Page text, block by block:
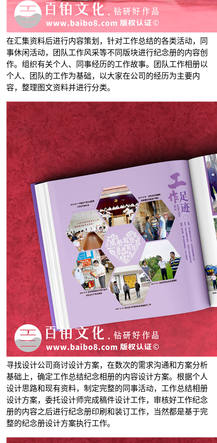
在汇集资料后进行内容策划，针对工作总结的各类活动，同
事休闲活动，团队工作风采等不同版块进行纪念册的内容创
作。组织有关个人、同事经历的工作故事。团队工作相册以
个人、团队的工作为基础，以大家在公司的经历为主要内
容，整理图文资料并进行分类。
寻找设计公司商讨设计方案，在数次的需求沟通和方案分析
基础上，确定工作总结纪念相册的内容设计方案。根据个人
设计思路和现有资料，制定完整的同事活动，工作总结相册
设计方案，委托设计师完成稿件设计工作，审核好工作纪念
册的内容之后进行纪念册印刷和装订工作，当然都是基于完
整的纪念册设计方案执行工作。